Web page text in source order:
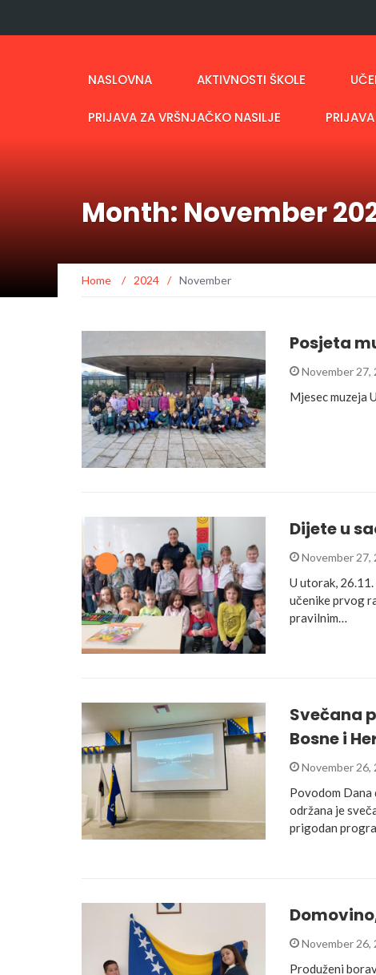
NASLOVNA AKTIVNOSTI ŠKOLE
PRIJAVA ZA VRŠNJAČKO NASILJE
Month: November
Home / 2024 / November
Posjeta
November 27,
Mjesec muzeja
Dijete u
November 27,
U utorak,
učenike prvog
pravilnim…
Svečana
Bosne i
November 26,
Povodom Dana
održana je
prigodan
November 26,
Produženi